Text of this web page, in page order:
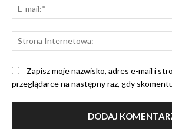
Zapisz moje nazwisko, adres e-mail i
przeglądarce na następny raz, gdy